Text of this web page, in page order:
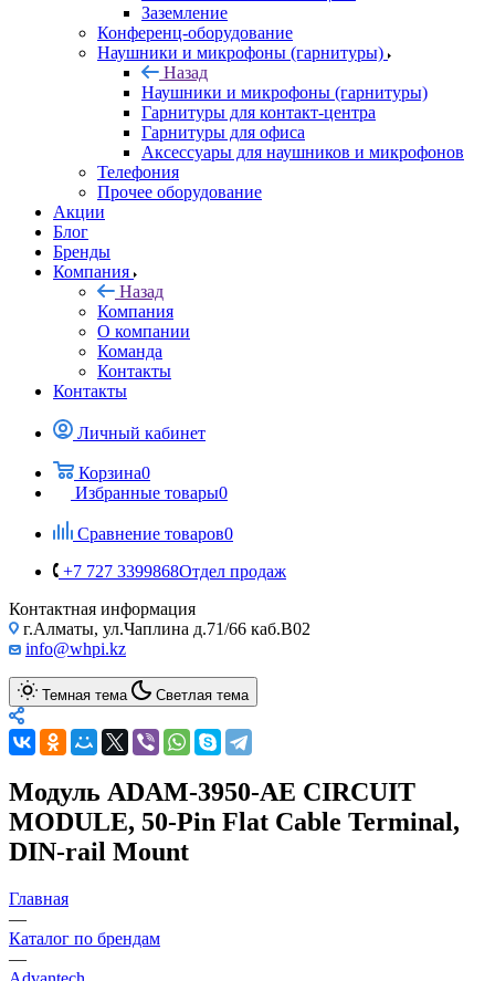
Заземление
Конференц-оборудование
Наушники и микрофоны (гарнитуры)
Назад
Наушники и микрофоны (гарнитуры)
Гарнитуры для контакт-центра
Гарнитуры для офиса
Аксессуары для наушников и микрофонов
Телефония
Прочее оборудование
Акции
Блог
Бренды
Компания
Назад
Компания
О компании
Команда
Контакты
Контакты
Личный кабинет
Корзина0
Избранные товары0
Сравнение товаров0
+7 727 3399868Отдел продаж
Контактная информация
г.Алматы, ул.Чаплина д.71/66 каб.B02
info@whpi.kz
Темная тема Светлая тема
Модуль ADAM-3950-AE CIRCUIT
MODULE, 50-Pin Flat Cable Terminal,
DIN-rail Mount
Главная
—
Каталог по брендам
—